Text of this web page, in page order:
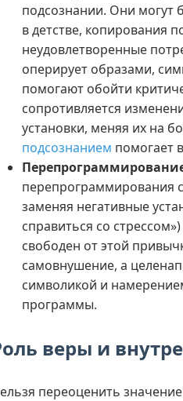
подсознании. Они могут
в детстве, копирования
неудовлетворенные
оперирует образами,
помогают обойти
сопротивляется
установки, меняя их на
подсознанием помогает
перепрограммирования
заменяя негативные
справиться со
свободен от этой
самовнушение, а
символикой и
программы.
веры и
переоценить